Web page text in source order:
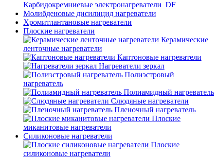
Карбидокремниевые электронагреватели_DF
Молибденовые дисилицид нагреватели
Хромитлантановые нагреватели
Плоские нагреватели
Керамические
ленточные нагреватели
Каптоновые нагреватели
Нагреватели зеркал
Полиэстровый
нагреватель
Полиамидный нагреватель
Слюдяные нагреватели
Пленочный нагреватель
Плоские
миканитовые нагреватели
Силиконовые нагреватели
Плоские
силиконовые нагреватели